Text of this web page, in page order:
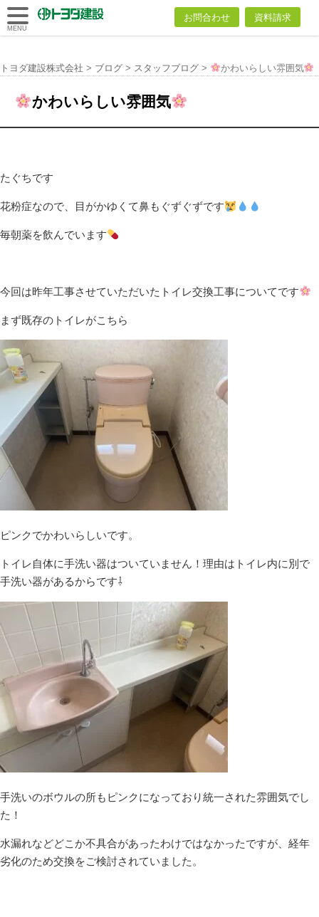
トヨダ建設
お問合わせ 資料請求
MENU
トヨダ建設株式会社 > ブログ > スタッフブログ > かわいらしい雰囲気
かわいらしい雰囲気
たぐちです
花粉症なので、目がかゆくて鼻もぐずぐずです
毎朝薬を飲んでいます
今回は昨年工事させていただいたトイレ交換工事についてです
まず既存のトイレがこちら
ピンクでかわいらしいです。
トイレ自体に手洗い器はついていません！理由はトイレ内に別で
手洗い器があるからです⇩
手洗いのボウルの所もピンクになっており統一された雰囲気でし
た！
水漏れなどどこか不具合があったわけではなかったですが、経年
劣化のため交換をご検討されていました。